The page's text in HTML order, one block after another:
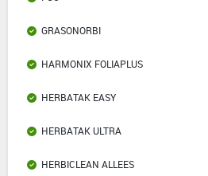
GRASONORBI
HARMONIX FOLIAPLUS
HERBATAK EASY
HERBATAK ULTRA
HERBICLEAN ALLEES